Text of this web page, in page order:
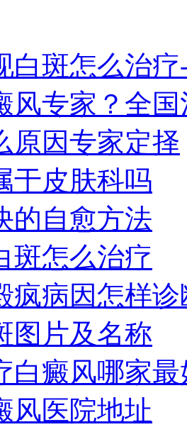
白斑怎么治
风专家？全
原因专家定择
于皮肤科吗
的自愈方法
斑怎么治疗
疯病因怎样诊
图片及名称
白癜风哪家
风医院地址